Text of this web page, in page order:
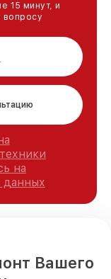
15 минут, и
вопросу
на
данных
Вашего